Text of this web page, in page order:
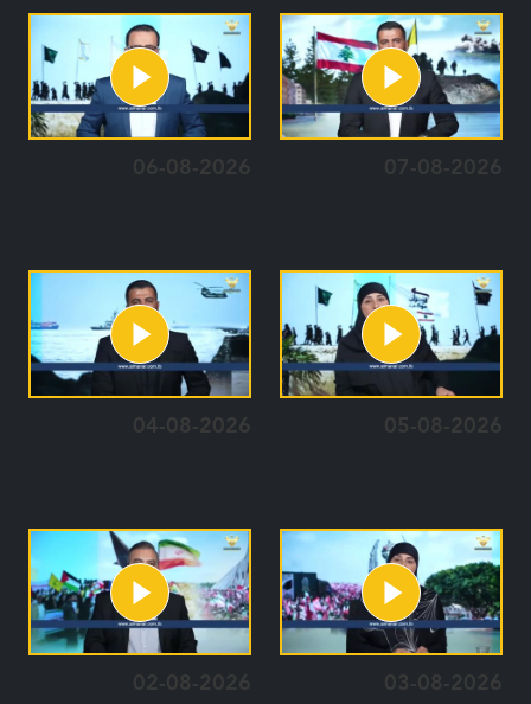
07-08-2026
06-08-2026
05-08-2026
04-08-2026
03-08-2026
02-08-2026